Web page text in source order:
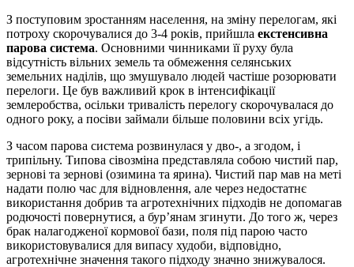
З поступовим зростанням населення, на зміну перелогам, які
потроху скорочувалися до 3-4 pоків, прийшла екстенсивна
парова система. Основними чинниками її руху була
відсутність вільних земель та обмеження селянських
земельних наділів, що змушувало людей частіше розорювати
перелоги. Це був важливий крок в інтенсифікації
землеробства, осільки тривалість перелогу скорочувалася до
одного року, а посіви займали більше половини всіх угідь.
З часом парова система розвинулася у дво-, а згодом, і
трипільну. Типова сівозміна представляла собою чистий пар,
зернові та зернові (озимина та ярина). Чистий пар мав на меті
надати полю час для відновлення, але через недостатнє
використання добрив та агротехнічних підходів не допомагав
родючості повернутися, а бур’янам згинути. До того ж, через
брак налагодженої кормової бази, поля під парою часто
використовувалися для випасу худоби, відповідно,
агротехнічне значення такого підходу значно знижувалося.